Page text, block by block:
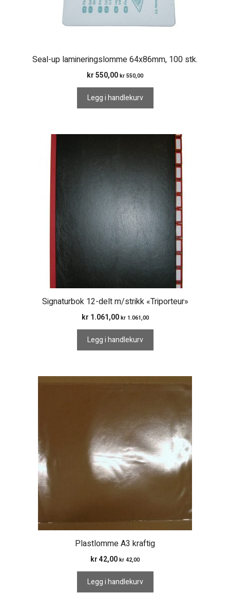
Seal-up lamineringslomme 64x86mm, 100 stk.
kr 550,00 kr 550,00
Legg i handlekurv
Signaturbok 12-delt m/strikk «Triporteur»
kr 1.061,00 kr1.061,00
Legg i handlekurv
Plastlomme A3 kraftig
kr 42,00 kr 42,00
Legg i handlekurv